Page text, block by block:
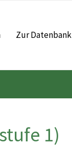
Zur Datenbank
1)